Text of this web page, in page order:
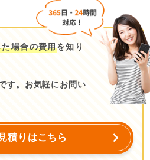
場合の費用を知り
す。お気軽にお問い
積りはこちら